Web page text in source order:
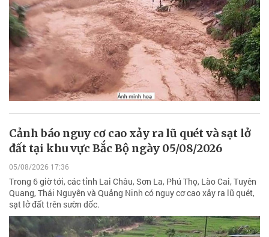
Cảnh báo nguy cơ cao xảy ra lũ quét và sạt lở
đất tại khu vực Bắc Bộ ngày 05/08/2026
05/08/2026 17:36
Trong 6 giờ tới, các tỉnh Lai Châu, Sơn La, Phú Thọ, Lào Cai, Tuyên
Quang, Thái Nguyên và Quảng Ninh có nguy cơ cao xảy ra lũ quét,
sạt lở đất trên sườn dốc.